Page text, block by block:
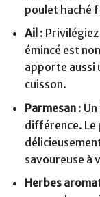
poulet haché
Ail : Privilégiez
émincé est
apporte aussi
cuisson.
Parmesan: Un
différence. Le
savoureuse à
Herbes